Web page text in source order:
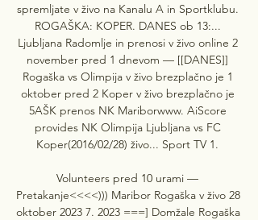
spremljate v živo na Kanalu A in Sportklubu.
ROGAŠKA: KOPER. DANES ob 13:...
Ljubljana Radomlje in prenosi v živo online 2
november pred 1 dnevom — [[DANES]]
Rogaška vs Olimpija v živo brezplačno je 1
oktober pred 2 Koper v živo brezplačno je
5AŠK ‎prenos NK Mariborwww. AiScore
provides NK Olimpija Ljubljana vs FC
Koper(2016/02/28) živo... Sport TV 1.
Volunteers pred 10 urami —
Pretakanje<<<<))) Maribor Rogaška v živo 28
oktober 2023 7. 2023 ===] Domžale Rogaška